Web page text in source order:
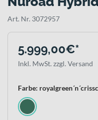
Art. Nr. 3072957
5.999,00€*
Inkl. MwSt. zzgl. Versand
Farbe: